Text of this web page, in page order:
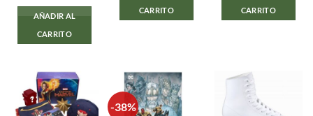
AÑADIR AL
CARRITO
CARRITO
CARRITO
-38%